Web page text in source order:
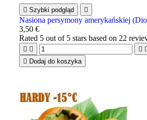
 Szybki podgląd 
Nasiona persymony amerykańskiej
3,50 €
Rated 5 out of 5 stars based on 22
   
 Dodaj do koszyka